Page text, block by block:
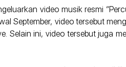
video musik resmi
September, video tersebut
Selain ini, video tersebut juga